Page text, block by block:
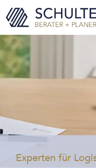
Experten für